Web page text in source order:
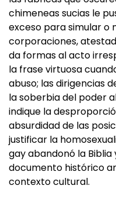
chimeneas sucias le
exceso para simular o
corporaciones,
da formas al acto
la frase virtuosa
abuso; las dirigencias
la soberbia del poder
indique la
absurdidad de las
justificar la
gay abandonó la Biblia
documento histórico
contexto cultural.